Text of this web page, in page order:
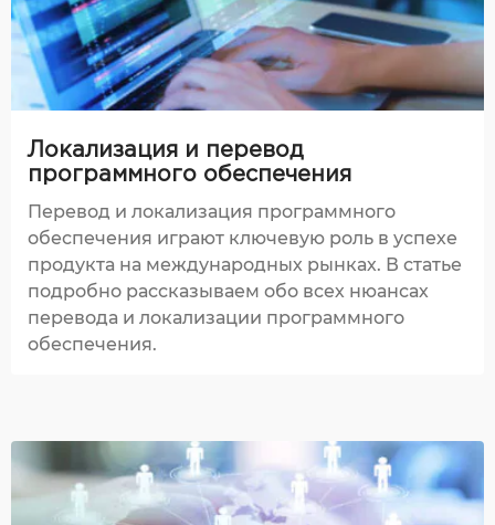
Локализация и перевод
программного обеспечения
Перевод и локализация программного
обеспечения играют ключевую роль в успехе
продукта на международных рынках. В статье
подробно рассказываем обо всех нюансах
перевода и локализации программного
обеспечения.